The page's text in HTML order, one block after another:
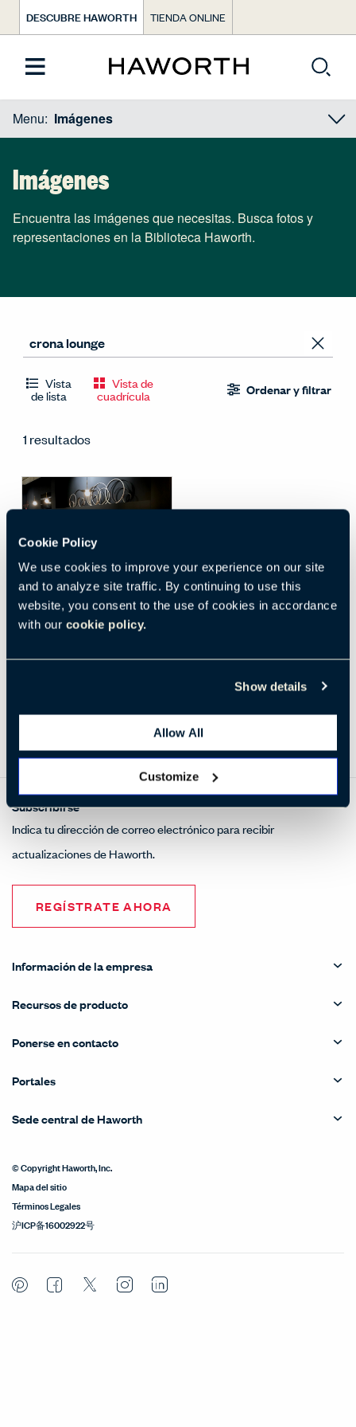
Cookie Policy
We use cookies to improve your experience on our site
and to analyze site traffic. By continuing to use this
website, you consent to the use of cookies in accordance
with our cookie policy.
Show details
Allow All
Customize
DESCUBRE HAWORTH TIENDA ONLINE
Menu: Imágenes
Imágenes
Encuentra las imágenes que necesitas. Busca fotos y
representaciones en la Biblioteca Haworth.
Vista
de lista
Vista de
cuadrícula Ordenar y filtrar
1 resultados
Menziken showroom,
Switzerland - Cafe
Lounge
Fotografía
Subscribirse
Indica tu dirección de correo electrónico para recibir
actualizaciones de Haworth.
REGÍSTRATE AHORA
Información de la empresa
Recursos de producto
Ponerse en contacto
Portales
Sede central de Haworth
© Copyright Haworth, Inc.
Mapa del sitio
Términos Legales
沪ICP备16002922号
PinterestFacebook
TwitterInstagramLinkedIn